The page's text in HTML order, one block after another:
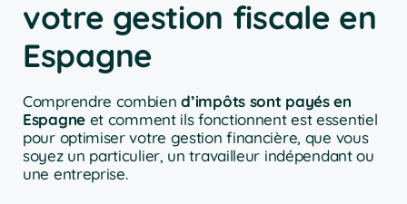
votre gestion fiscale en
Espagne
Comprendre combiend’impôts sont payés en
Espagne et comment ils fonctionnent est essentiel
pour optimiser votre gestion financière, que vous
soyez un particulier, un travailleur indépendant ou
une entreprise.